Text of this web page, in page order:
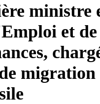
ministre
et de
migration